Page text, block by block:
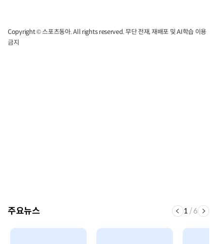
Copyright © 스포츠동아. All rights reserved. 무단 전재, 재배포 및 AI학습 이용
금지
주요뉴스 1 /6